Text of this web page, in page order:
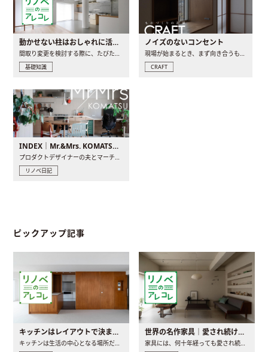
動かせない柱はおしゃれに活用！柱を魅せるリノベーション(リノベ)4選
基礎知識
ノイズのないコンセント
CRAFT
INDEX｜Mr.&Mrs. KOMATSU renovation diary
リノベ日記
ピックアップ記事
キッチンはレイアウトで決まる。後悔しないための考え方と選び方
キッチンは生活の中心となる場所だからこそ、家の中のどこに置..
世界の名作家具｜愛され続ける理由と一生モノとの出会い方
家具には、何十年経っても愛され続ける「名作」と呼ばれるもの..